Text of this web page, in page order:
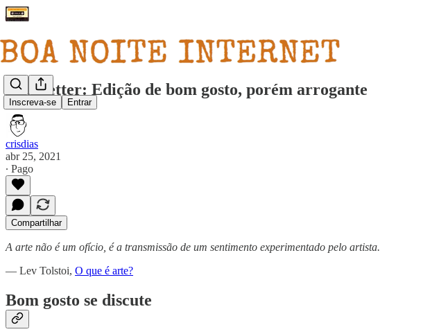
Inscreva-se Entrar
Newsletter: Edição de bom gosto, porém arrogante
crisdias
abr 25, 2021
∙ Pago
Compartilhar
A arte não é um ofício, é a transmissão de um sentimento experimentado pelo artista.
— Lev Tolstoi, O que é arte?
Bom gosto se discute